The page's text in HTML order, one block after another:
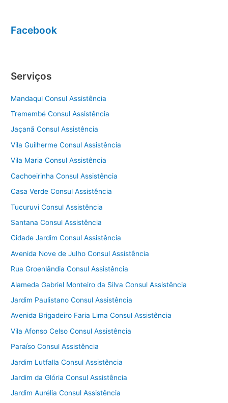
Facebook
Serviços
Mandaqui Consul Assistência
Tremembé Consul Assistência
Jaçanã Consul Assistência
Vila Guilherme Consul Assistência
Vila Maria Consul Assistência
Cachoeirinha Consul Assistência
Casa Verde Consul Assistência
Tucuruvi Consul Assistência
Santana Consul Assistência
Cidade Jardim Consul Assistência
Avenida Nove de Julho Consul Assistência
Rua Groenlândia Consul Assistência
Alameda Gabriel Monteiro da Silva Consul Assistência
Jardim Paulistano Consul Assistência
Avenida Brigadeiro Faria Lima Consul Assistência
Vila Afonso Celso Consul Assistência
Paraíso Consul Assistência
Jardim Lutfalla Consul Assistência
Jardim da Glória Consul Assistência
Jardim Aurélia Consul Assistência